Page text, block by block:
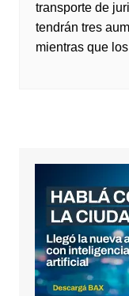
transporte de
tendrán tres
mientras que